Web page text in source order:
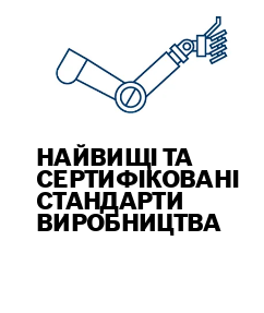
НАЙВИЩІ ТА
СЕРТИФІКОВАНІ
СТАНДАРТИ
ВИРОБНИЦТВА